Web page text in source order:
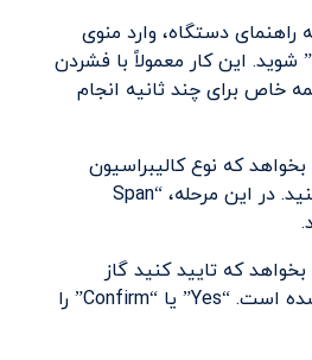
راهنمای دستگاه، وارد منوی
“Calibration” یا “Calibrate” شوید. این کار معمولاً با فشردن
خاص برای چند ثانیه انجام
که نوع کالیبراسیون
(Zero یا Span) را انتخاب کنید. در این مرحله، “Span
که تایید کنید گاز
کالیبراسیون مناسب وصل شده است. “Yes” یا “Confirm” را